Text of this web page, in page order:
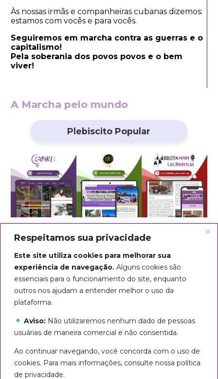
Respeitamos sua privacidade
Este site utiliza cookies para melhorar sua
experiência de navegação. Alguns cookies são
essenciais para o funcionamento do site, enquanto
outros nos ajudam a entender melhor o uso da
plataforma.
Aviso:Não utilizaremos nenhum dado de pessoas
usuárias de maneira comercial e não consentida.
Ao continuar navegando, você concorda com o uso de
cookies. Para mais informações, consulte nossa política
de privacidade.
Às nossas irmãs e companheiras cubanas dizemos:
estamos com vocês e para vocês.
Seguiremos em marcha contra as guerras e o
capitalismo!
Pela soberania dos povos povos e o bem
viver!
A Marcha pelo mundo
Plebiscito Popular
Seguiremos em marcha até que
todas sejamos livres!